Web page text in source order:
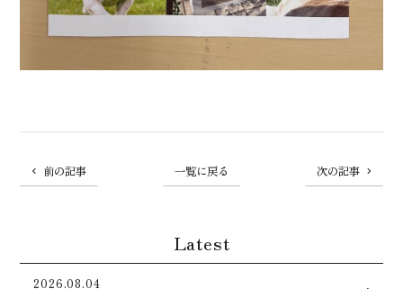
前の記事 一覧に戻る 次の記事
Latest
2026.08.04